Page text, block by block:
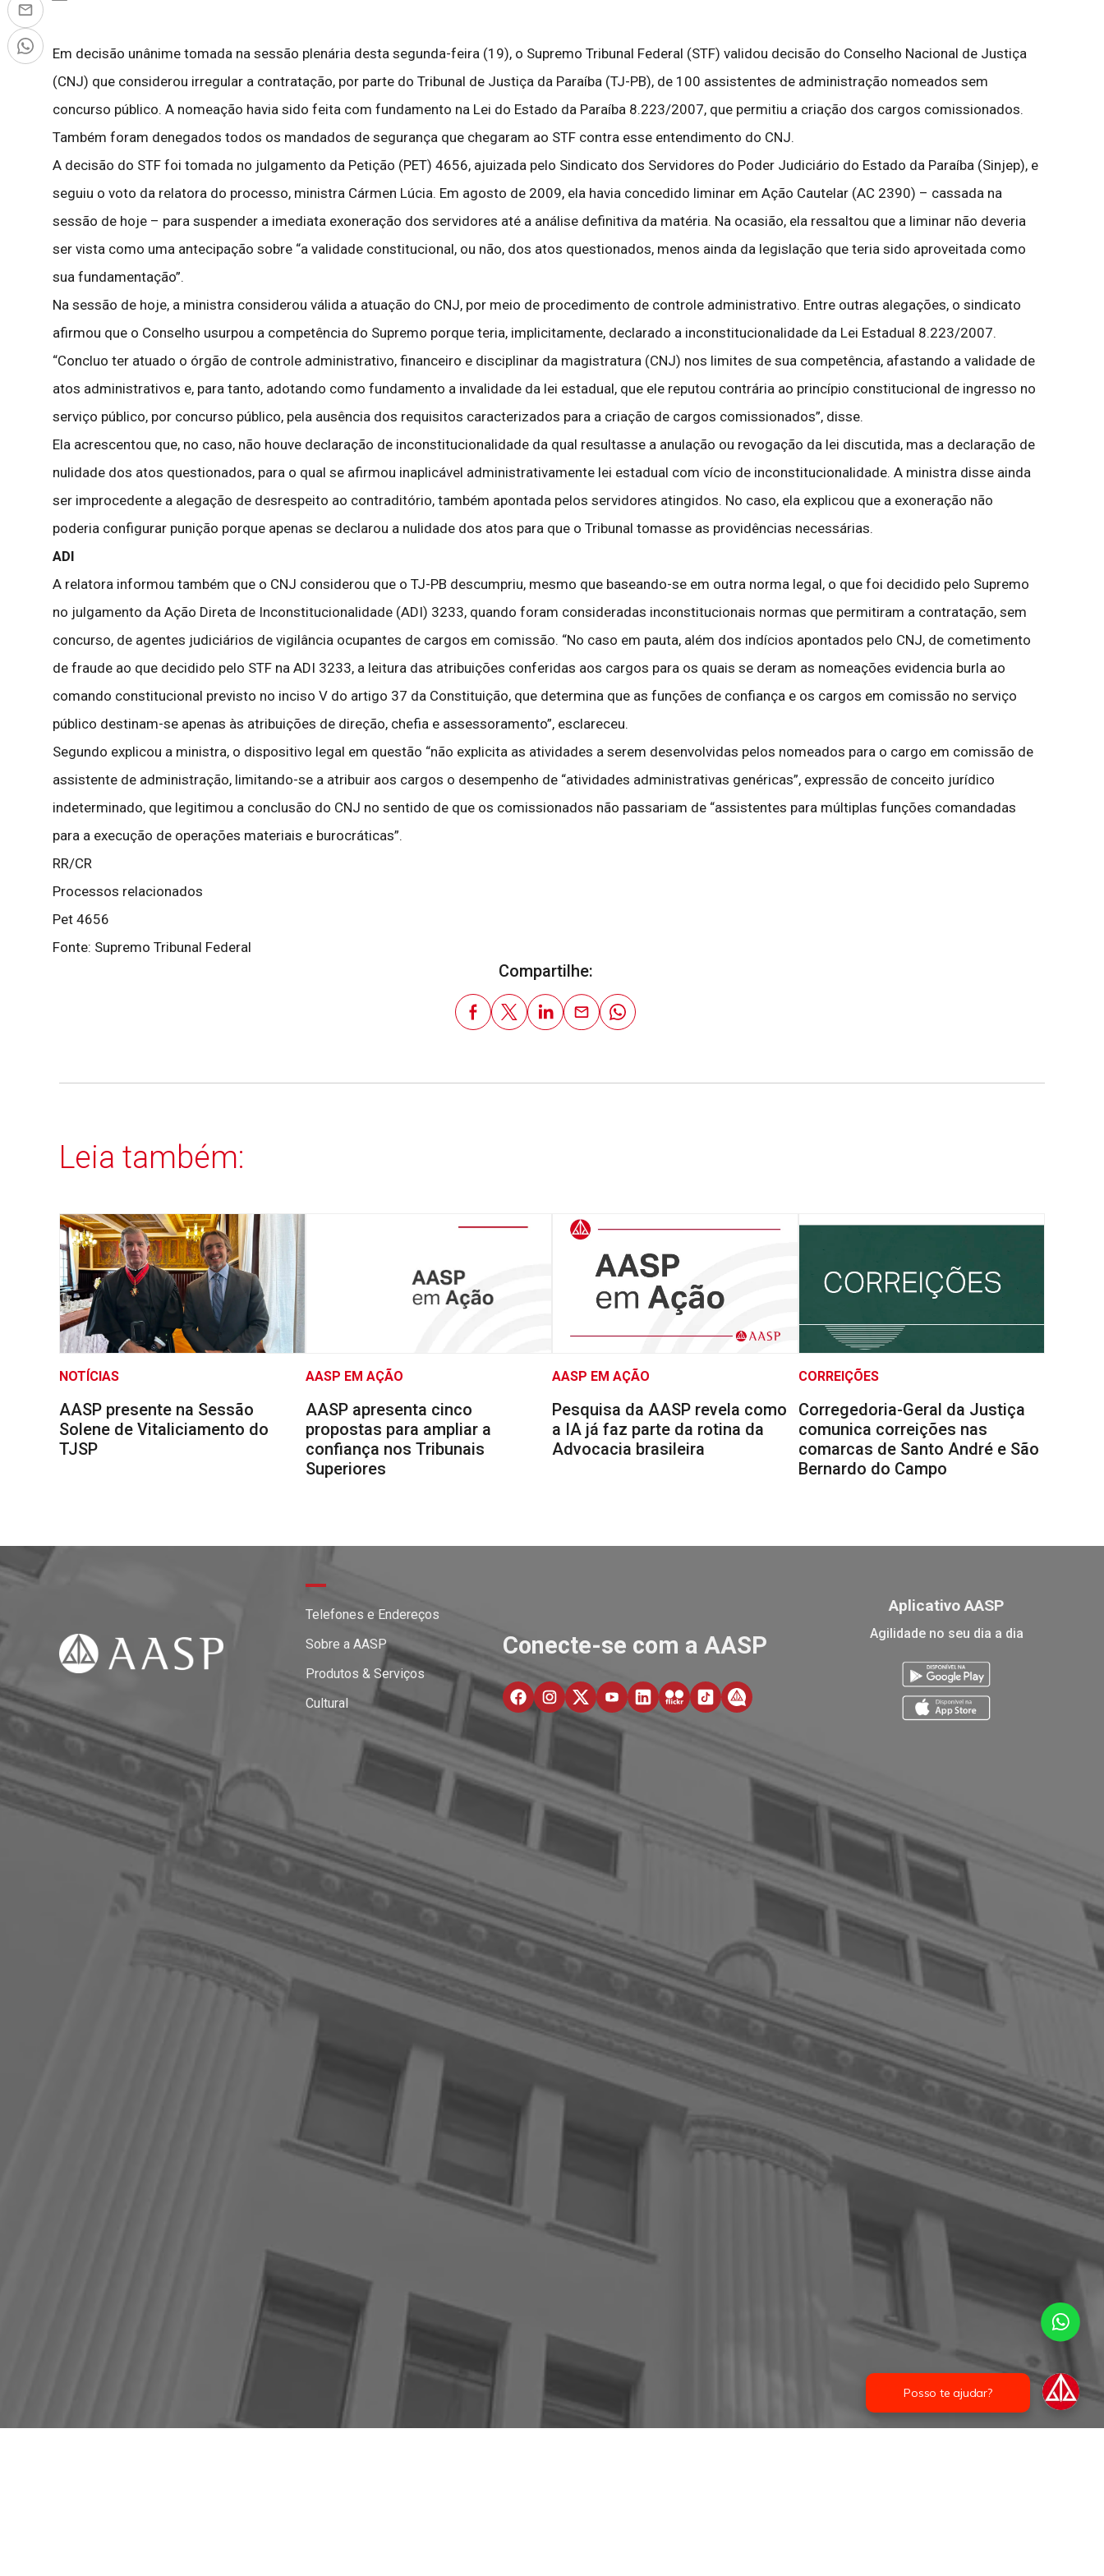
Em decisão unânime tomada na sessão plenária desta segunda-feira (19), o Supremo Tribunal Federal (STF) validou decisão do Conselho Nacional de Justiça
(CNJ) que considerou irregular a contratação, por parte do Tribunal de Justiça da Paraíba (TJ-PB), de 100 assistentes de administração nomeados sem
concurso público. A nomeação havia sido feita com fundamento na Lei do Estado da Paraíba 8.223/2007, que permitiu a criação dos cargos comissionados.
Também foram denegados todos os mandados de segurança que chegaram ao STF contra esse entendimento do CNJ.
A decisão do STF foi tomada no julgamento da Petição (PET) 4656, ajuizada pelo Sindicato dos Servidores do Poder Judiciário do Estado da Paraíba (Sinjep), e
seguiu o voto da relatora do processo, ministra Cármen Lúcia. Em agosto de 2009, ela havia concedido liminar em Ação Cautelar (AC 2390) – cassada na
sessão de hoje – para suspender a imediata exoneração dos servidores até a análise definitiva da matéria. Na ocasião, ela ressaltou que a liminar não deveria
ser vista como uma antecipação sobre “a validade constitucional, ou não, dos atos questionados, menos ainda da legislação que teria sido aproveitada como
sua fundamentação”.
Na sessão de hoje, a ministra considerou válida a atuação do CNJ, por meio de procedimento de controle administrativo. Entre outras alegações, o sindicato
afirmou que o Conselho usurpou a competência do Supremo porque teria, implicitamente, declarado a inconstitucionalidade da Lei Estadual 8.223/2007.
“Concluo ter atuado o órgão de controle administrativo, financeiro e disciplinar da magistratura (CNJ) nos limites de sua competência, afastando a validade de
atos administrativos e, para tanto, adotando como fundamento a invalidade da lei estadual, que ele reputou contrária ao princípio constitucional de ingresso no
serviço público, por concurso público, pela ausência dos requisitos caracterizados para a criação de cargos comissionados”, disse.
Ela acrescentou que, no caso, não houve declaração de inconstitucionalidade da qual resultasse a anulação ou revogação da lei discutida, mas a declaração de
nulidade dos atos questionados, para o qual se afirmou inaplicável administrativamente lei estadual com vício de inconstitucionalidade. A ministra disse ainda
ser improcedente a alegação de desrespeito ao contraditório, também apontada pelos servidores atingidos. No caso, ela explicou que a exoneração não
poderia configurar punição porque apenas se declarou a nulidade dos atos para que o Tribunal tomasse as providências necessárias.
ADI
A relatora informou também que o CNJ considerou que o TJ-PB descumpriu, mesmo que baseando-se em outra norma legal, o que foi decidido pelo Supremo
no julgamento da Ação Direta de Inconstitucionalidade (ADI) 3233, quando foram consideradas inconstitucionais normas que permitiram a contratação, sem
concurso, de agentes judiciários de vigilância ocupantes de cargos em comissão. “No caso em pauta, além dos indícios apontados pelo CNJ, de cometimento
de fraude ao que decidido pelo STF na ADI 3233, a leitura das atribuições conferidas aos cargos para os quais se deram as nomeações evidencia burla ao
comando constitucional previsto no inciso V do artigo 37 da Constituição, que determina que as funções de confiança e os cargos em comissão no serviço
público destinam-se apenas às atribuições de direção, chefia e assessoramento”, esclareceu.
Segundo explicou a ministra, o dispositivo legal em questão “não explicita as atividades a serem desenvolvidas pelos nomeados para o cargo em comissão de
assistente de administração, limitando-se a atribuir aos cargos o desempenho de “atividades administrativas genéricas”, expressão de conceito jurídico
indeterminado, que legitimou a conclusão do CNJ no sentido de que os comissionados não passariam de “assistentes para múltiplas funções comandadas
para a execução de operações materiais e burocráticas”.
RR/CR
Processos relacionados
Pet 4656
Fonte: Supremo Tribunal Federal
Compartilhe:
Leia também:
NOTÍCIAS
AASP presente na Sessão
Solene de Vitaliciamento do
TJSP
AASP EM AÇÃO
AASP apresenta cinco
propostas para ampliar a
confiança nos Tribunais
Superiores
AASP EM AÇÃO
Pesquisa da AASP revela como
a IA já faz parte da rotina da
Advocacia brasileira
CORREIÇÕES
Corregedoria-Geral da Justiça
comunica correições nas
comarcas de Santo André e São
Bernardo do Campo
Telefones e Endereços
Sobre a AASP
Produtos & Serviços
Cultural
Conecte-se com a AASP
Aplicativo AASP
Agilidade no seu dia a dia